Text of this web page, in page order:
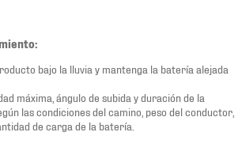
bajo la lluvia y mantenga la batería alejada
máxima, ángulo de subida y duración de la
las condiciones del camino, peso del conductor,
de carga de la batería.